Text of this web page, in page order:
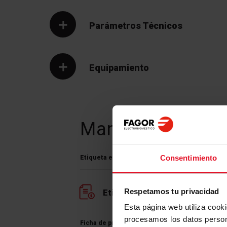
Consentimiento
Respetamos tu privacidad
Esta página web utiliza
procesamos los datos
Parámetros Técnicos
Equipamiento
Manuales y
Etiqueta energética
Etiqueta energética
Ficha de producto